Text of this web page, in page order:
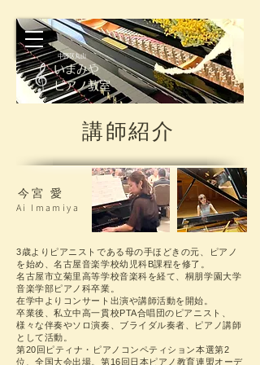
​いまみや
ピアノ教室
​中野区丸山
​講師紹介
今宮 愛
Ai Imamiya
3歳よりピアニストである母の手ほどきの元、ピアノ
を始め、名古屋音楽学校幼児科B課程を修了。
名古屋市立菊里高等学校音楽科を経て、桐朋学園大学
音楽学部ピアノ科卒業。
在学中よりコンサート出演や講師活動を開始。
卒業後、私立中高一貫校PTA合唱団のピアニスト、
様々な伴奏やソロ演奏、ブライダル奏者、ピアノ講師
として活動。
第20回ピティナ・ピアノコンペティション本選第2
位、全国大会出場。第16回日本ピアノ教育連盟オーデ